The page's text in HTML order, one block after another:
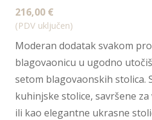
216,00 €
(PDV uključen)
Moderan dodatak svakom
blagovaonicu u ugodno
setom blagovaonskih stolica.
kuhinjske stolice, savršene
ili kao elegantne ukrasne